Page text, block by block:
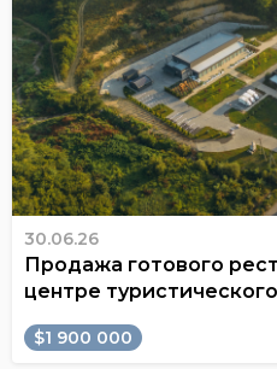
30.06.26
Продажа готового
центре
$1 900 000